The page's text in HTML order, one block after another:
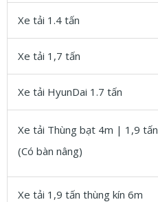
Xe tải 1.4 tấn
Xe tải 1,7 tấn
Xe tải HyunDai 1.7 tấn
Xe tải Thùng bạt 4m | 1,9 tấn
(Có bàn nâng)
Xe tải 1,9 tấn thùng kín 6m